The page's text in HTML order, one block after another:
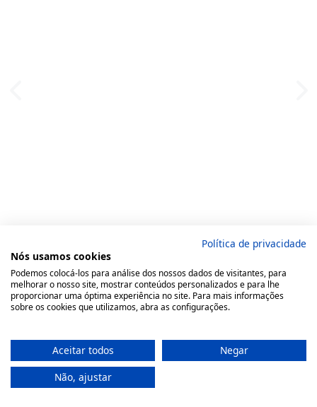
Política de privacidade
Nós usamos cookies
Podemos colocá-los para análise dos nossos dados de visitantes, para
melhorar o nosso site, mostrar conteúdos personalizados e para lhe
proporcionar uma óptima experiência no site. Para mais informações
sobre os cookies que utilizamos, abra as configurações.
Aceitar todos
Negar
Não, ajustar